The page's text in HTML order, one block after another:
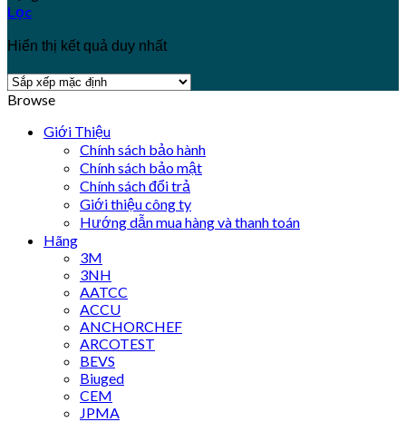
Lọc
Hiển thị kết quả duy nhất
Browse
Giới Thiệu
Chính sách bảo hành
Chính sách bảo mật
Chính sách đổi trả
Giới thiệu công ty
Hướng dẫn mua hàng và thanh toán
Hãng
3M
3NH
AATCC
ACCU
ANCHORCHEF
ARCOTEST
BEVS
Biuged
CEM
JPMA